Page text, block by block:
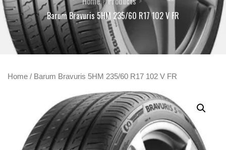
Barum Bravuris 5HM 235/60 R17 102 V FR
Home / Barum Bravuris 5HM 235/60 R17 102 V FR